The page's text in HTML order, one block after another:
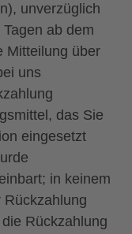
unverzüglich
ab dem
Mitteilung über
uns
das Sie
eingesetzt
in keinem
Rückzahlung